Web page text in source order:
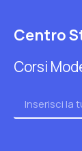
Centro
Corsi